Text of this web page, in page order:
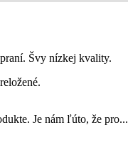
Švy nízkej kvality.
Je nám ľúto, že pro...